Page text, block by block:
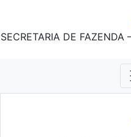
SECRETARIA DE FAZENDA